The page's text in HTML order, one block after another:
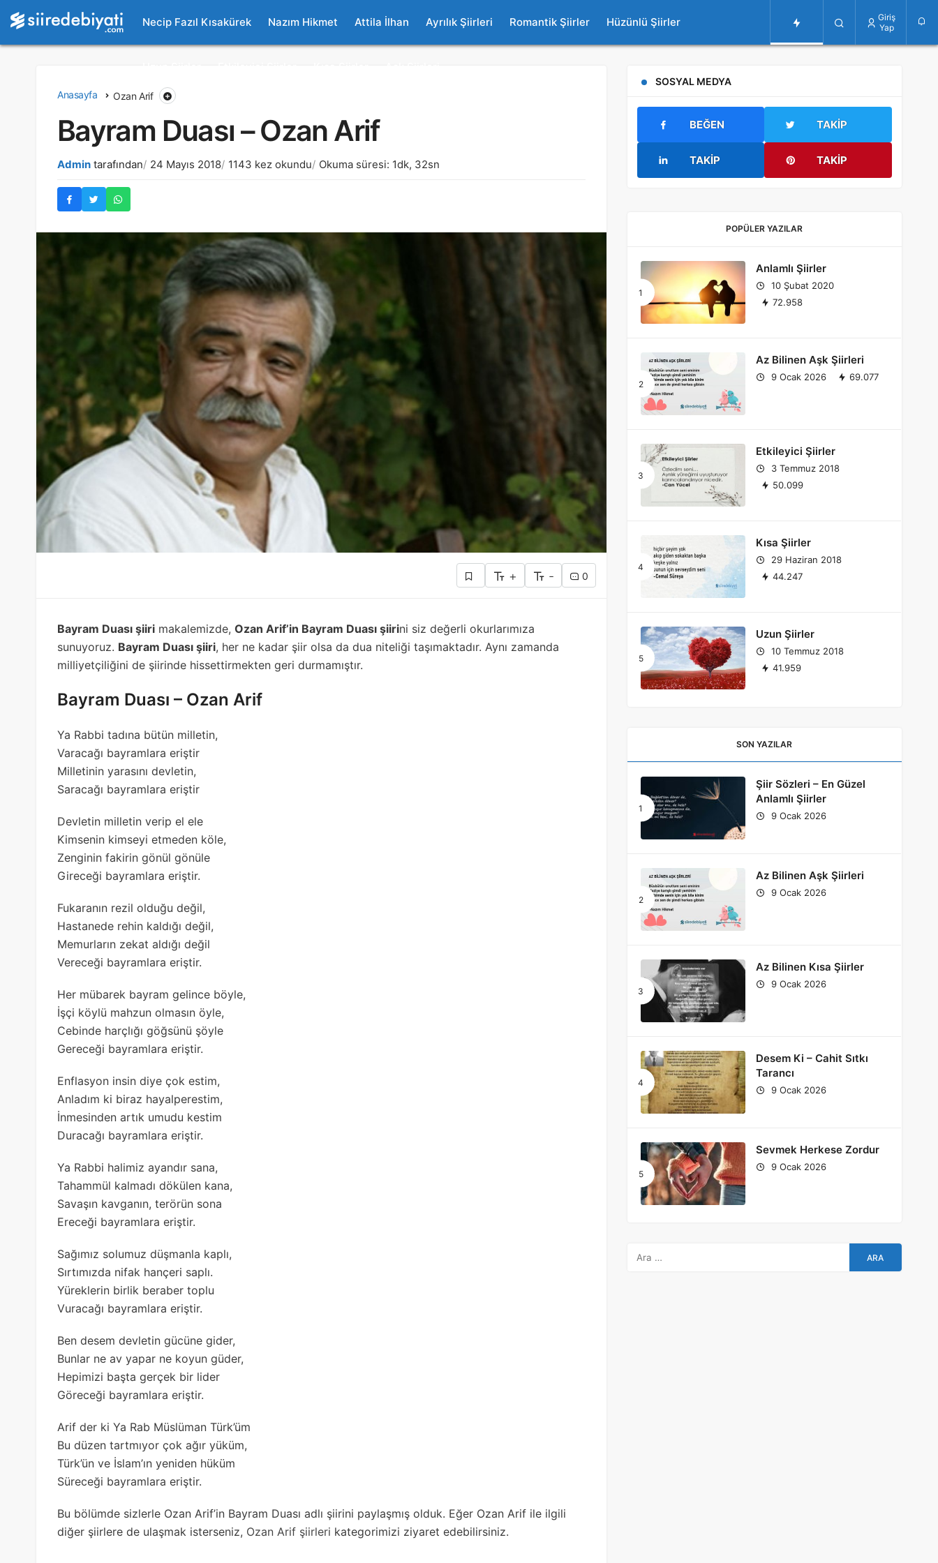
Necip Fazıl Kısakürek Nazım Hikmet Attila İlhan Ayrılık Şiirleri Romantik Şiirler Hüzünlü Şiirler
Giriş
Yap
Anasayfa Ozan Arif
Bayram Duası – Ozan Arif
Admin tarafından 24 Mayıs 2018 1143 kez okundu Okuma süresi: 1dk, 32sn
+ - 0
Bayram Duası şiiri makalemizde, Ozan Arif’in Bayram Duası şiirini siz değerli okurlarımıza
sunuyoruz. Bayram Duası şiiri, her ne kadar şiir olsa da dua niteliği taşımaktadır. Aynı zamanda
milliyetçiliğini de şiirinde hissettirmekten geri durmamıştır.
Bayram Duası – Ozan Arif
Ya Rabbi tadına bütün milletin,
Varacağı bayramlara eriştir
Milletinin yarasını devletin,
Saracağı bayramlara eriştir
Devletin milletin verip el ele
Kimsenin kimseyi etmeden köle,
Zenginin fakirin gönül gönüle
Gireceği bayramlara eriştir.
Fukaranın rezil olduğu değil,
Hastanede rehin kaldığı değil,
Memurların zekat aldığı değil
Vereceği bayramlara eriştir.
Her mübarek bayram gelince böyle,
İşçi köylü mahzun olmasın öyle,
Cebinde harçlığı göğsünü şöyle
Gereceği bayramlara eriştir.
Enflasyon insin diye çok estim,
Anladım ki biraz hayalperestim,
İnmesinden artık umudu kestim
Duracağı bayramlara eriştir.
Ya Rabbi halimiz ayandır sana,
Tahammül kalmadı dökülen kana,
Savaşın kavganın, terörün sona
Ereceği bayramlara eriştir.
Sağımız solumuz düşmanla kaplı,
Sırtımızda nifak hançeri saplı.
Yüreklerin birlik beraber toplu
Vuracağı bayramlara eriştir.
Ben desem devletin gücüne gider,
Bunlar ne av yapar ne koyun güder,
Hepimizi başta gerçek bir lider
Göreceği bayramlara eriştir.
Arif der ki Ya Rab Müslüman Türk’üm
Bu düzen tartmıyor çok ağır yüküm,
Türk’ün ve İslam’ın yeniden hüküm
Süreceği bayramlara eriştir.
Bu bölümde sizlerle Ozan Arif’in Bayram Duası adlı şiirini paylaşmış olduk. Eğer Ozan Arif ile ilgili
diğer şiirlere de ulaşmak isterseniz, Ozan Arif şiirleri kategorimizi ziyaret edebilirsiniz.
SOSYAL MEDYA
BEĞEN TAKIP
TAKIP TAKIP
POPÜLER YAZILAR
Anlamlı Şiirler
10 Şubat 2020
72.958
Az Bilinen Aşk Şiirleri
9 Ocak 2026 69.077
Etkileyici Şiirler
3 Temmuz 2018
50.099
Kısa Şiirler
29 Haziran 2018
44.247
Uzun Şiirler
10 Temmuz 2018
41.959
SON YAZILAR
Şiir Sözleri – En Güzel
Anlamlı Şiirler
9 Ocak 2026
Az Bilinen Aşk Şiirleri
9 Ocak 2026
Az Bilinen Kısa Şiirler
9 Ocak 2026
Desem Ki – Cahit Sıtkı
Tarancı
9 Ocak 2026
Sevmek Herkese Zordur
9 Ocak 2026